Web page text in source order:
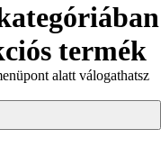
termék
alatt válogathatsz